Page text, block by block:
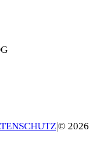
|© 2026